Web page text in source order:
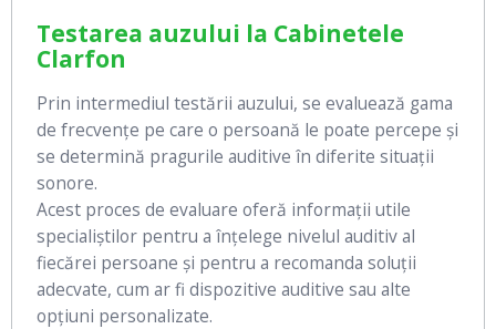
Testarea auzului la Cabinetele
Clarfon
Prin intermediul testării auzului, se evaluează gama
de frecvențe pe care o persoană le poate percepe și
se determină pragurile auditive în diferite situații
sonore.
Acest proces de evaluare oferă informații utile
specialiștilor pentru a înțelege nivelul auditiv al
fiecărei persoane și pentru a recomanda soluții
adecvate, cum ar fi dispozitive auditive sau alte
opțiuni personalizate.